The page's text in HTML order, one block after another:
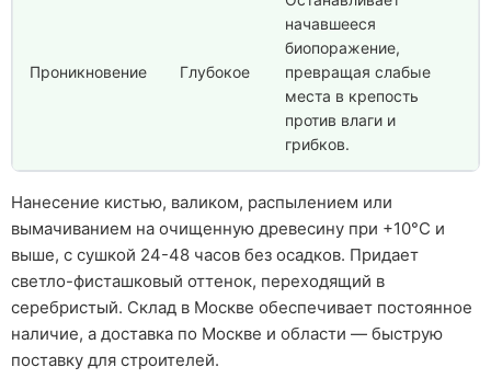
Проникновение Глубокое
начавшееся
биопоражение,
превращая слабые
места в крепость
против влаги и
грибков.
Нанесение кистью, валиком, распылением или
вымачиванием на очищенную древесину при +10°C и
выше, с сушкой 24-48 часов без осадков. Придает
светло-фисташковый оттенок, переходящий в
серебристый. Склад в Москве обеспечивает постоянное
наличие, а доставка по Москве и области — быструю
поставку для строителей.